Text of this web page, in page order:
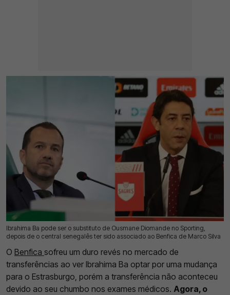
Ibrahima Ba pode ser o substituto de Ousmane Diomande no Sporting,
depois de o central senegalês ter sido associado ao Benfica de Marco Silva
22 Jul 2026 | 12:38 | 0
O Benfica sofreu um duro revés no mercado de
transferências ao ver Ibrahima Ba optar por uma mudança
para o Estrasburgo, porém a transferência não aconteceu
devido ao seu chumbo nos exames médicos. Agora, o